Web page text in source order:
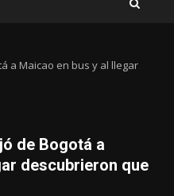
a Maicao en bus y al llegar
de Bogotá a
descubrieron que